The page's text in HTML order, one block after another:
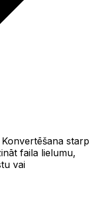
starp
faila lielumu,
vai